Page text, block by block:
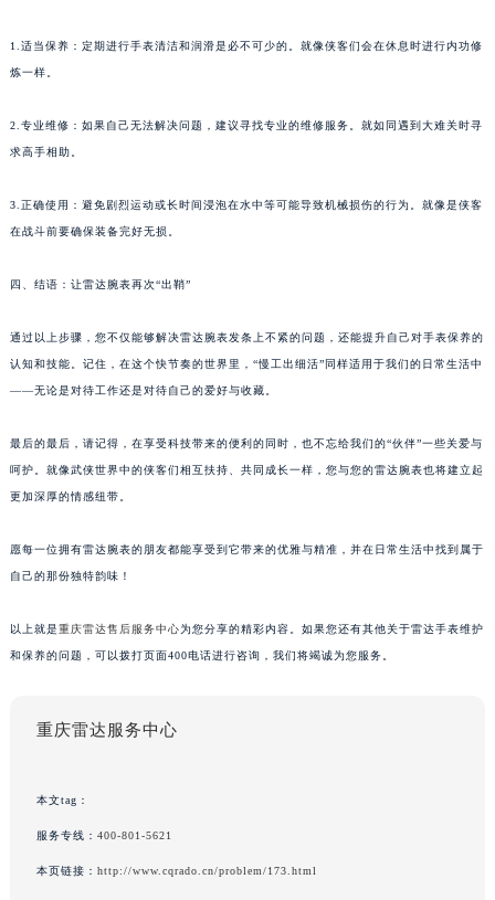
1.适当保养：定期进行手表清洁和润滑是必不可少的。就像侠客们会在休息时进行内功修
炼一样。
2.专业维修：如果自己无法解决问题，建议寻找专业的维修服务。就如同遇到大难关时寻
求高手相助。
3.正确使用：避免剧烈运动或长时间浸泡在水中等可能导致机械损伤的行为。就像是侠客
在战斗前要确保装备完好无损。
四、结语：让雷达腕表再次“出鞘”
通过以上步骤，您不仅能够解决雷达腕表发条上不紧的问题，还能提升自己对手表保养的
认知和技能。记住，在这个快节奏的世界里，“慢工出细活”同样适用于我们的日常生活中
——无论是对待工作还是对待自己的爱好与收藏。
最后的最后，请记得，在享受科技带来的便利的同时，也不忘给我们的“伙伴”一些关爱与
呵护。就像武侠世界中的侠客们相互扶持、共同成长一样，您与您的雷达腕表也将建立起
更加深厚的情感纽带。
愿每一位拥有雷达腕表的朋友都能享受到它带来的优雅与精准，并在日常生活中找到属于
自己的那份独特韵味！
以上就是重庆雷达售后服务中心为您分享的精彩内容。如果您还有其他关于雷达手表维护
和保养的问题，可以拨打页面400电话进行咨询，我们将竭诚为您服务。
重庆雷达服务中心
本文tag：
服务专线： 400-801-5621
本页链接： http://www.cqrado.cn/problem/173.html